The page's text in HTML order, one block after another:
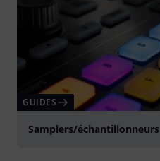
GUIDES
Samplers/échantillonneurs